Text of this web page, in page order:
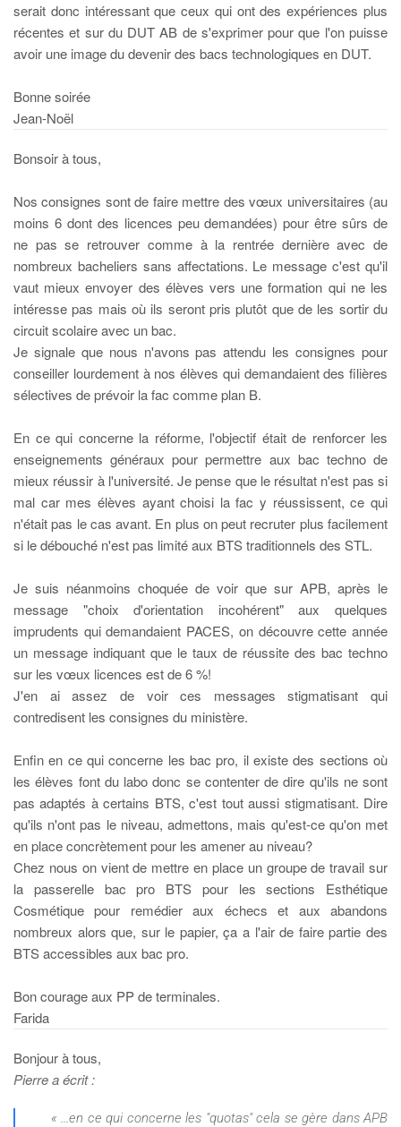
serait donc intéressant que ceux qui ont des expériences plus
récentes et sur du DUT AB de s'exprimer pour que l'on puisse
avoir une image du devenir des bacs technologiques en DUT.
Bonne soirée
Jean-Noël
Bonsoir à tous,
Nos consignes sont de faire mettre des vœux universitaires (au
moins 6 dont des licences peu demandées) pour être sûrs de
ne pas se retrouver comme à la rentrée dernière avec de
nombreux bacheliers sans affectations. Le message c'est qu'il
vaut mieux envoyer des élèves vers une formation qui ne les
intéresse pas mais où ils seront pris plutôt que de les sortir du
circuit scolaire avec un bac.
Je signale que nous n'avons pas attendu les consignes pour
conseiller lourdement à nos élèves qui demandaient des filières
sélectives de prévoir la fac comme plan B.
En ce qui concerne la réforme, l'objectif était de renforcer les
enseignements généraux pour permettre aux bac techno de
mieux réussir à l'université. Je pense que le résultat n'est pas si
mal car mes élèves ayant choisi la fac y réussissent, ce qui
n'était pas le cas avant. En plus on peut recruter plus facilement
si le débouché n'est pas limité aux BTS traditionnels des STL.
Je suis néanmoins choquée de voir que sur APB, après le
message "choix d'orientation incohérent" aux quelques
imprudents qui demandaient PACES, on découvre cette année
un message indiquant que le taux de réussite des bac techno
sur les vœux licences est de 6 %!
J'en ai assez de voir ces messages stigmatisant qui
contredisent les consignes du ministère.
Enfin en ce qui concerne les bac pro, il existe des sections où
les élèves font du labo donc se contenter de dire qu'ils ne sont
pas adaptés à certains BTS, c'est tout aussi stigmatisant. Dire
qu'ils n'ont pas le niveau, admettons, mais qu'est-ce qu'on met
en place concrètement pour les amener au niveau?
Chez nous on vient de mettre en place un groupe de travail sur
la passerelle bac pro BTS pour les sections Esthétique
Cosmétique pour remédier aux échecs et aux abandons
nombreux alors que, sur le papier, ça a l'air de faire partie des
BTS accessibles aux bac pro.
Bon courage aux PP de terminales.
Farida
Bonjour à tous,
Pierre a écrit :
« ...en ce qui concerne les "quotas" cela se gère dans APB